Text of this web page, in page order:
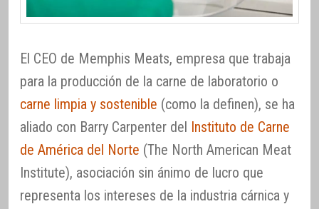
El CEO de Memphis Meats, empresa que trabaja
para la producción de la carne de laboratorio o
carne limpia y sostenible (como la definen), se ha
aliado con Barry Carpenter del Instituto de Carne
de América del Norte (The North American Meat
Institute), asociación sin ánimo de lucro que
representa los intereses de la industria cárnica y